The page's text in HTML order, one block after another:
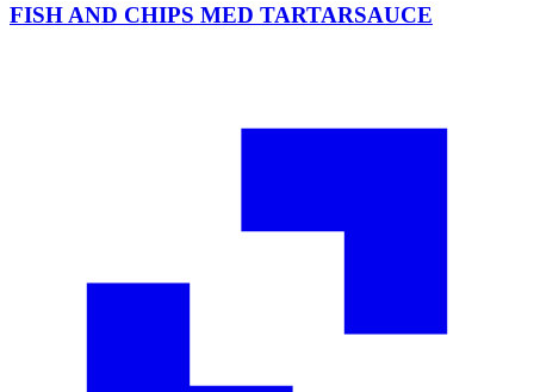
FISH AND CHIPS MED TARTARSAUCE